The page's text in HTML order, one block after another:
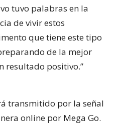
tuvo palabras en la
de vivir estos
que tiene este tipo
de la mejor
resultado positivo.”
transmitido por la señal
online por Mega Go.